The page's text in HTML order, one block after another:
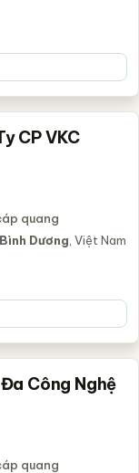
CP VKC
quang
Bình Dương , Việt Nam
Công Nghệ
quang